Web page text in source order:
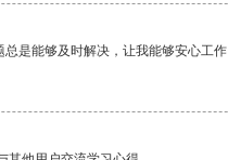
是能够及时解决，让我能够安心工